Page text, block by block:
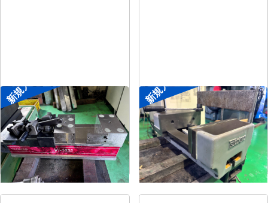
新規入荷
メカ増力マシンバイス
メーカー ツダコマ
形 Vi-1635
年 式2018
新規入荷
大型マシンバイス
メーカー ツダコマ
形 式VB-300
年 式-